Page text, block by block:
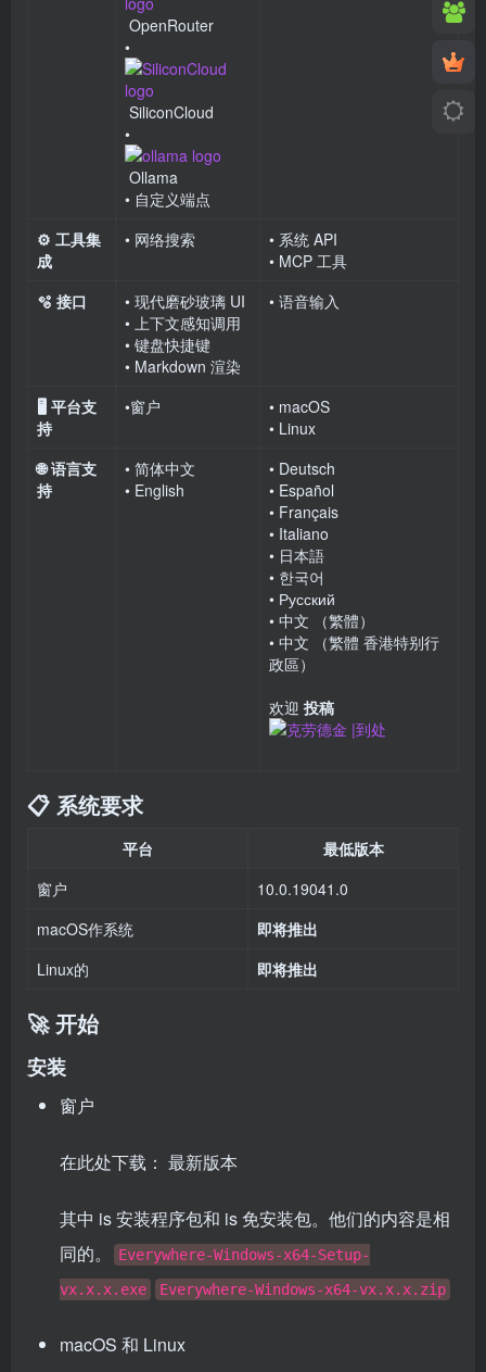
OpenRouter
•
SiliconCloud
•
Ollama
• 自定义端点
⚙️ 工具集
成
• 网络搜索
• 系统 API
• MCP 工具
🫧 接口
• 现代磨砂玻璃 UI
• 上下文感知调用
• 键盘快捷键
• Markdown 渲染
• 语音输入
🖥️ 平台支
持
•窗户
• macOS
• Linux
🌐 语言支
持
• 简体中文
• English
• Deutsch
• Español
• Français
• Italiano
• 日本語
• 한국어
• Русский
• 中文 （繁體）
• 中文 （繁體 香港特别行
政區）
欢迎 投稿
📋 系统要求
平台
最低版本
窗户
10.0.19041.0
macOS作系统
即将推出
Linux的
即将推出
🚀 开始
安装
窗户
在此处下载： 最新版本
其中 is 安装程序包和 is 免安装包。他们的内容是相
同的。
Everywhere-Windows-x64-Setup-
vx.x.x.exe
Everywhere-Windows-x64-vx.x.x.zip
macOS 和 Linux